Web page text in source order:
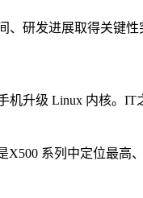
研发进展取得关键
机升级 Linux 内核
系列中定位最